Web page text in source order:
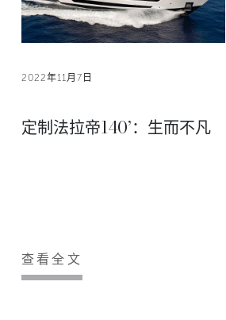
2022年11月7日
定制法拉帝140’：生而不凡
查看全文